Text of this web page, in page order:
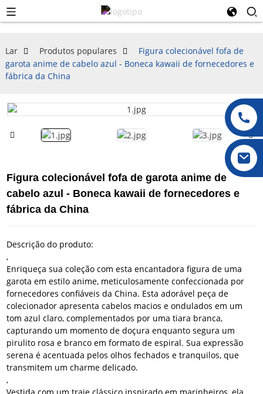
Lar Produtos populares
Figura colecionável fofa de
garota anime de cabelo azul - Boneca kawaii de fornecedores e
fábrica da China
Figura colecionável fofa de garota anime de
cabelo azul - Boneca kawaii de fornecedores e
fábrica da China
Descrição do produto:
,
Enriqueça sua coleção com esta encantadora figura de uma
garota em estilo anime, meticulosamente confeccionada por
fornecedores confiáveis ​​da China. Esta adorável peça de
colecionador apresenta cabelos macios e ondulados em um
tom azul claro, complementados por uma tiara branca,
capturando um momento de doçura enquanto segura um
pirulito rosa e branco em formato de espiral. Sua expressão
serena é acentuada pelos olhos fechados e tranquilos, que
transmitem um charme delicado.
,